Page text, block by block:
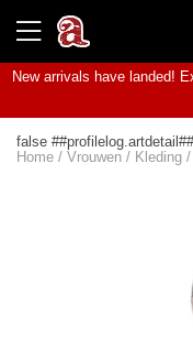
New arrivals have landed!
false ##profilelog.artdetail##
Home / Vrouwen / Kleding /